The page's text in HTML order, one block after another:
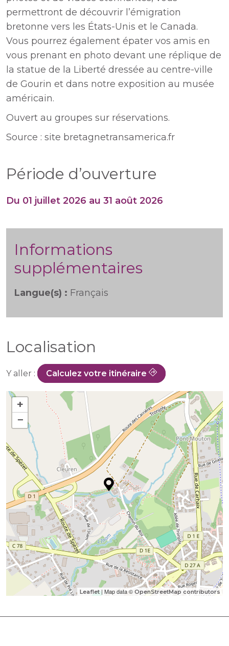
permettront de découvrir l’émigration
bretonne vers les États-Unis et le Canada.
Vous pourrez également épater vos amis en
vous prenant en photo devant une réplique de
la statue de la Liberté dressée au centre-ville
de Gourin et dans notre exposition au musée
américain.
Ouvert au groupes sur réservations.
Source : site bretagnetransamerica.fr
Période d’ouverture
Du 01 juillet 2026 au 31 août 2026
Informations
supplémentaires
Langue(s) : Français
Localisation
Y aller : Calculez votre itinéraire
+
−
Leaflet | Map data © OpenStreetMap contributors